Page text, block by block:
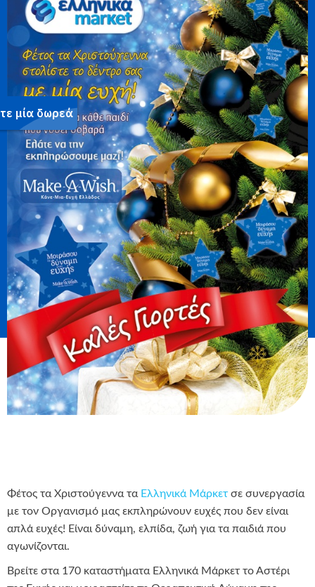
Φέτος τα Χριστούγεννα τα Ελληνικά Μάρκετσε συνεργασία
με τον Οργανισμό μας εκπληρώνουν ευχές που δεν είναι
απλά ευχές! Είναι δύναμη, ελπίδα, ζωή για τα παιδιά που
αγωνίζονται.
Βρείτε στα 170 καταστήματα Ελληνικά Μάρκετ το Αστέρι